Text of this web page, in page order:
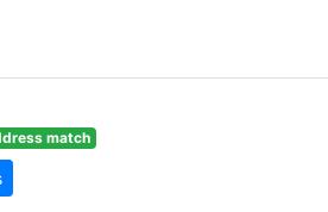
match